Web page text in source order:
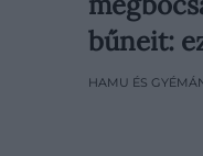
meg
próbálunk
bűneit:
HAMU ÉS